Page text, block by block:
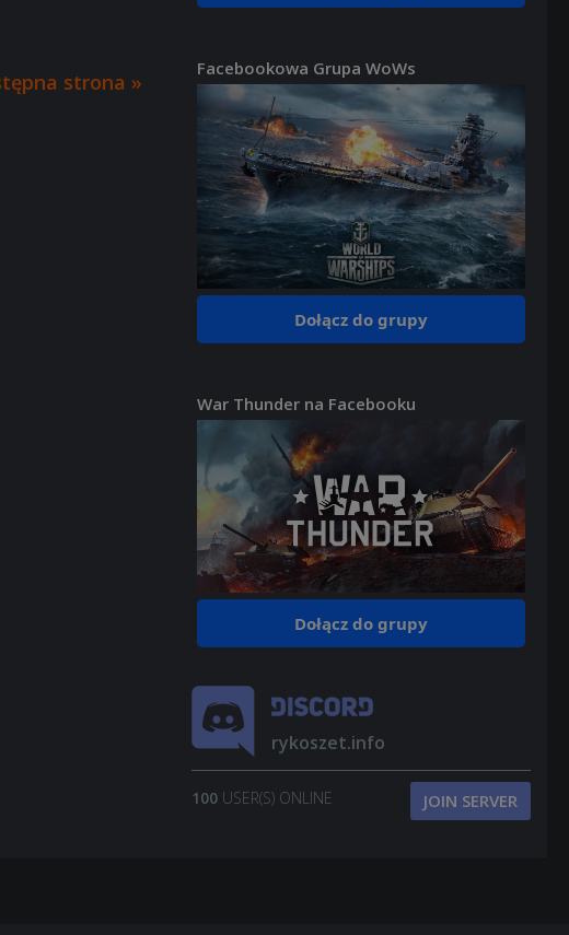
strona »
Facebookowa Grupa WoWs
Dołącz do grupy
War Thunder na Facebooku
Dołącz do grupy
rykoszet.info
100 USER(S) ONLINE JOIN SERVER